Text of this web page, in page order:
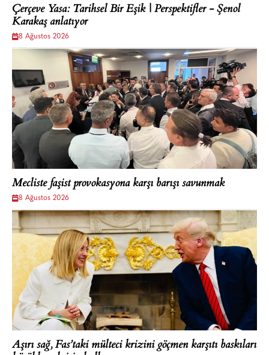
Çerçeve Yasa: Tarihsel Bir Eşik | Perspektifler - Şenol
Karakaş anlatıyor
8 Ağustos 2026
Mecliste faşist provokasyona karşı barışı savunmak
8 Ağustos 2026
Aşırı sağ, Fas’taki mülteci krizini göçmen karşıtı baskıları